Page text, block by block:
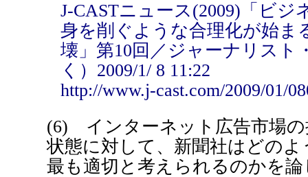
J-CASTニュース(2009)「ビ
身を削ぐような合理化が始ま
壊」第10回／ジャーナリスト
く）2009/1/ 8 11:22
http://www.j-cast.com/2009/01/
(6) インターネット広告市場の
状態に対して、新聞社はどの
最も適切と考えられるのかを